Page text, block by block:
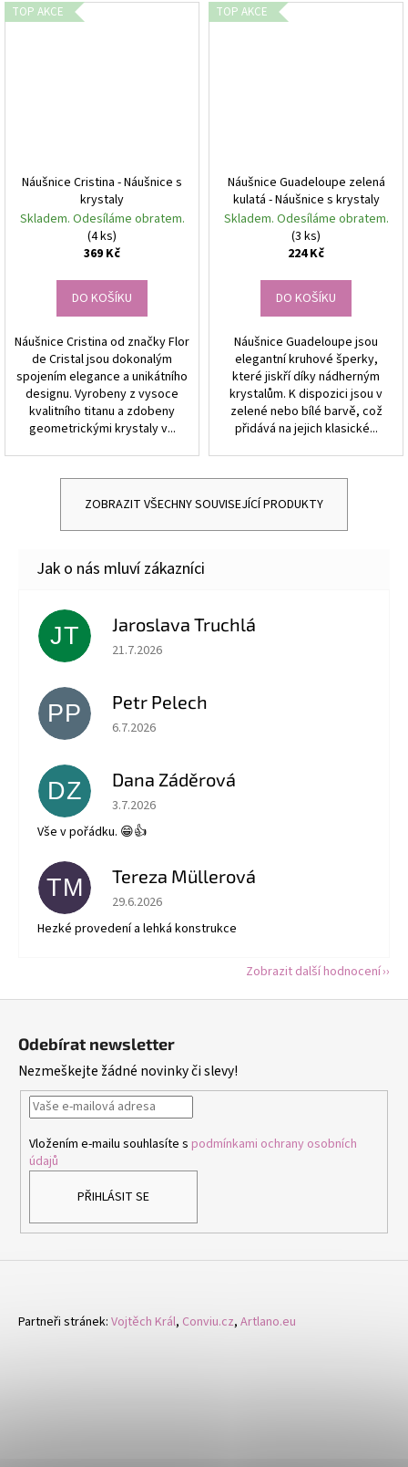
TOP AKCE
Náušnice Cristina - Náušnice s
krystaly
Skladem. Odesíláme obratem.
(4 ks)
369 Kč
DO KOŠÍKU
Náušnice Cristina od značky Flor
de Cristal jsou dokonalým
spojením elegance a unikátního
designu. Vyrobeny z vysoce
kvalitního titanu a zdobeny
geometrickými krystaly v...
TOP AKCE
Náušnice Guadeloupe zelená
kulatá - Náušnice s krystaly
Skladem. Odesíláme obratem.
(3 ks)
224 Kč
DO KOŠÍKU
Náušnice Guadeloupe jsou
elegantní kruhové šperky,
které jiskří díky nádherným
krystalům. K dispozici jsou v
zelené nebo bílé barvě, což
přidává na jejich klasické...
ZOBRAZIT VŠECHNY SOUVISEJÍCÍ PRODUKTY
JT Jaroslava Truchlá
Hodnocení obchodu je 5 z 5 hvězdiček.
21.7.2026
PP Petr Pelech
Hodnocení obchodu je 5 z 5 hvězdiček.
6.7.2026
DZ Dana Záděrová
Hodnocení obchodu je 5 z 5 hvězdiček.
3.7.2026
Vše v pořádku. 😁👍
TM Tereza Müllerová
Hodnocení obchodu je 5 z 5 hvězdiček.
29.6.2026
Hezké provedení a lehká konstrukce
Zobrazit další hodnocení
Odebírat newsletter
Nezmeškejte žádné novinky či slevy!
Vložením e-mailu souhlasíte s podmínkami ochrany osobních
údajů
PŘIHLÁSIT SE
Partneři stránek: Vojtěch Král, Conviu.cz, Artlano.eu